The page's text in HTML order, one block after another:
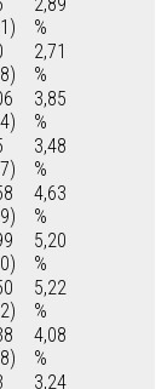
%
2,71
%
3,85
%
3,48
%
4,63
%
5,20
%
5,22
%
4,08
%
3,24